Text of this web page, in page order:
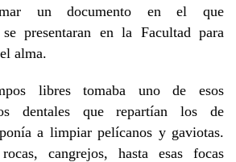
un documento en el que
se presentaran en la Facultad para
alma.
libres tomaba uno de esos
dentales que repartían los de
a limpiar pelícanos y gaviotas.
cangrejos, hasta esas focas